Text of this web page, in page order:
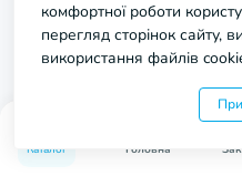
Каталог Головна
За відомою висотою
Якщо знаєте точну
місцезнаходження —
комфортної роботи
перегляд сторінок сайту,
використання файлів